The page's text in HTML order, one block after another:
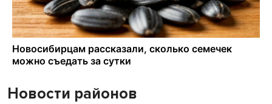
Новости районов